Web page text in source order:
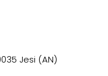
Jesi (AN)